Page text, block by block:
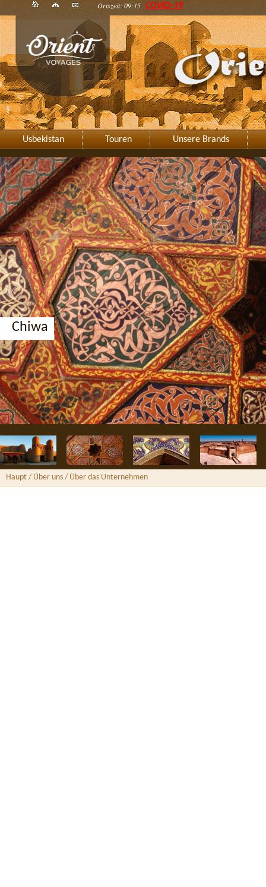
Ortszeit: 09:15 COVID-19
Usbekistan Touren Unsere Brands
Chiwa
Haupt / Über uns / Über das Unternehmen